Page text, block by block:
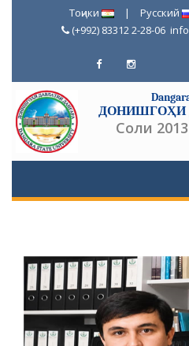
Тоҷики | Русский
(+992) 83312 2-28-06
ДОНИШГОҲИ
Соли